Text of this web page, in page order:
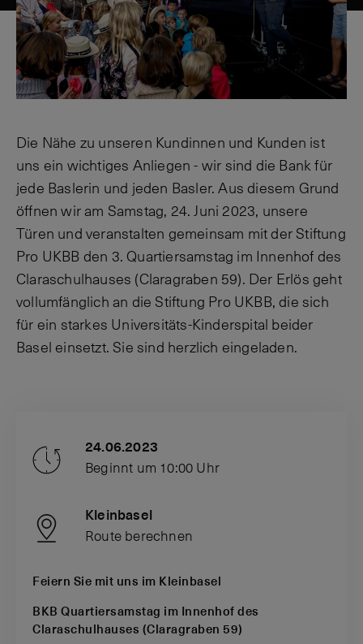
Die Nähe zu unseren Kundinnen und Kunden ist
uns ein wichtiges Anliegen - wir sind die Bank für
jede Baslerin und jeden Basler. Aus diesem Grund
öffnen wir am Samstag, 24. Juni 2023, unsere
Türen und veranstalten gemeinsam mit der Stiftung
Pro UKBB den 3. Quartiersamstag im Innenhof des
Claraschulhauses (Claragraben 59). Der Erlös geht
vollumfänglich an die Stiftung Pro UKBB, die sich
für ein starkes Universitäts-Kinderspital beider
Basel einsetzt. Sie sind herzlich eingeladen.
24.06.2023
Beginnt um 10:00 Uhr
Kleinbasel
Route berechnen
Feiern Sie mit uns im Kleinbasel
BKB Quartiersamstag im Innenhof des
Claraschulhauses (Claragraben 59)